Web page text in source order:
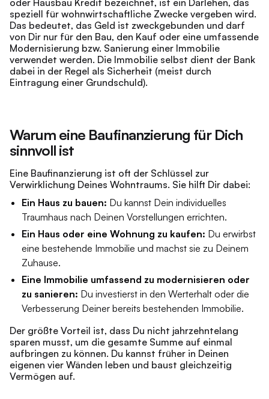
oder Hausbau Kredit bezeichnet, ist ein Darlehen, das
speziell für wohnwirtschaftliche Zwecke vergeben wird.
Das bedeutet, das Geld ist zweckgebunden und darf
von Dir nur für den Bau, den Kauf oder eine umfassende
Modernisierung bzw. Sanierung einer Immobilie
verwendet werden. Die Immobilie selbst dient der Bank
dabei in der Regel als Sicherheit (meist durch
Eintragung einer Grundschuld).
Warum eine Baufinanzierung für Dich
sinnvoll ist
Eine Baufinanzierung ist oft der Schlüssel zur
Verwirklichung Deines Wohntraums. Sie hilft Dir dabei:
Ein Haus zu bauen: Du kannst Dein individuelles
Traumhaus nach Deinen Vorstellungen errichten.
Ein Haus oder eine Wohnung zu kaufen: Du erwirbst
eine bestehende Immobilie und machst sie zu Deinem
Zuhause.
Eine Immobilie umfassend zu modernisieren oder
zu sanieren: Du investierst in den Werterhalt oder die
Verbesserung Deiner bereits bestehenden Immobilie.
Der größte Vorteil ist, dass Du nicht jahrzehntelang
sparen musst, um die gesamte Summe auf einmal
aufbringen zu können. Du kannst früher in Deinen
eigenen vier Wänden leben und baust gleichzeitig
Vermögen auf.